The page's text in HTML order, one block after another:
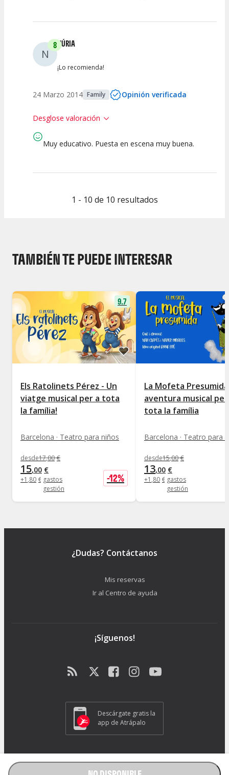
Espectáculo
Precio
Escena
artística
N
8 NÚRIA
¡Lo recomienda!
24 Marzo 2014 Family Opinión verificada
Desglose valoración
9
Espectáculo
7
Precio
8
Escena
8
artística
Muy educativo. Puesta en escena muy buena.
1 - 10 de 10 resultados
TAMBIÉN TE PUEDE INTERESAR
9.7
Els Ratolinets Pérez - Un
viatge musical per a tota
la família!
Barcelona · Teatro para niños
desde17,00 €
15,00 €
+1 ,80 € gastos
gestión
-12%
La Mofeta
aventura musical
tota la família
Barcelona · Teatro para
desde15,00 €
13,00 €
+1 ,80 € gastos
gestión
¿Dudas? Contáctanos
Mis reservas
Ir al Centro de ayuda
¡Síguenos!
Descárgate gratis la
app de Atrápalo